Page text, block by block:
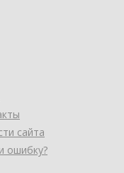
сайта
ошибку?